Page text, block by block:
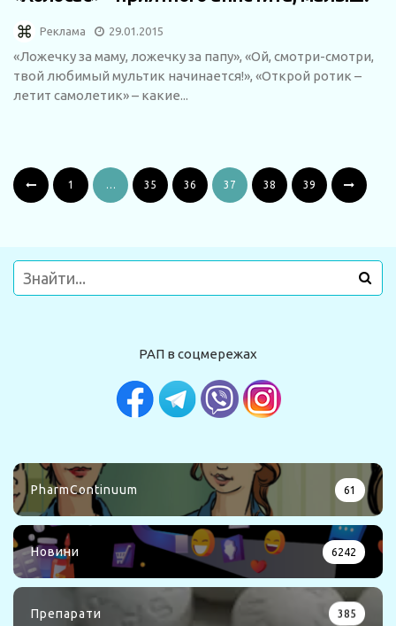
Реклама 29.01.2015
«Ложечку за маму, ложечку за папу», «Ой, смотри-смотри,
твой любимый мультик начинается!», «Открой ротик –
летит самолетик» – какие...
1 … 35 36 37 38 39
РАП в соцмережах
PharmContinuum 61
Новини 6242
Препарати 385